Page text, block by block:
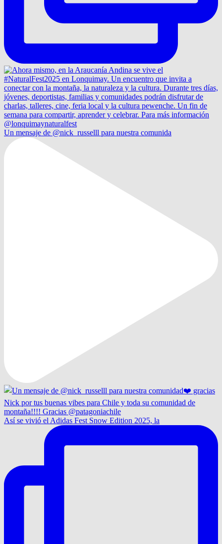
Un mensaje de @nick_russelll para nuestra comunida
Así se vivió el Adidas Fest Snow Edition 2025, la